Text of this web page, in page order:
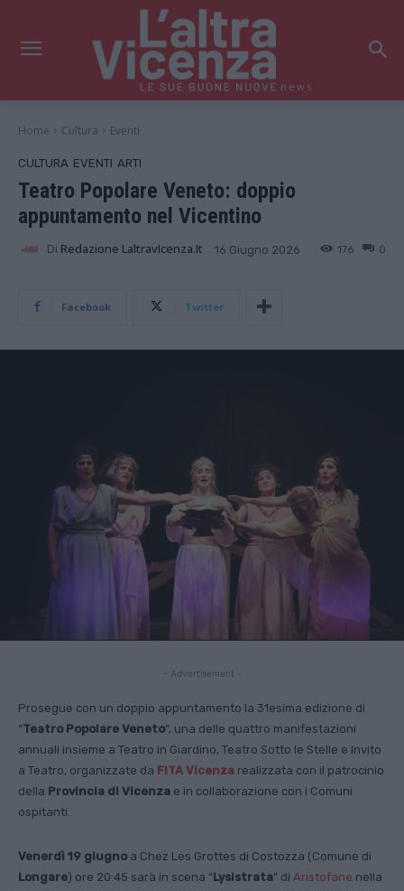
news
Home Cultura Eventi
CULTURA EVENTI ARTI
Teatro Popolare Veneto: doppio
appuntamento nel Vicentino
Di Redazione LaltravIcenza.it 16 Giugno 2026 0
176
Facebook Twitter
- Advertisement -
Prosegue con un doppio appuntamento la 31esima edizione di
“Teatro Popolare Veneto”, una delle quattro manifestazioni
annuali insieme a Teatro in Giardino, Teatro Sotto le Stelle e Invito
a Teatro, organizzate da FITA Vicenza realizzata con il patrocinio
della Provincia di Vicenza e in collaborazione con i Comuni
ospitanti.
Venerdì 19 giugno a Chez Les Grottes di Costozza (Comune di
Longare) ore 20:45 sarà in scena “Lysistrata” di Aristofane nella